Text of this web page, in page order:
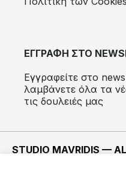
ΕΓΓΡΑΦΗ ΣΤΟ
Εγγραφείτε στο
λαμβάνετε όλα τα
τις δουλειές μας
STUDIO MAVRIDIS —